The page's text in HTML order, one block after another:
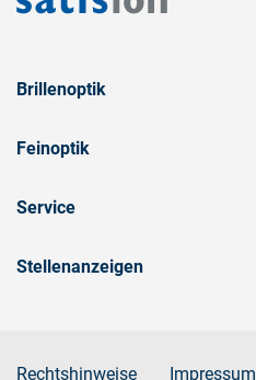
Brillenoptik
Feinoptik
Service
Stellenanzeigen
Rechtshinweise Impressum